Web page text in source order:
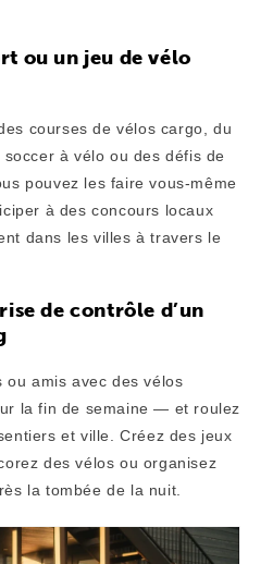
ou un jeu de vélo
courses de vélos cargo, du
à vélo ou des défis de
pouvez les faire vous-même
à des concours locaux
dans les villes à travers le
de contrôle d’un
ou amis avec des vélos
la fin de semaine — et roulez
et ville. Créez des jeux
des vélos ou organisez
la tombée de la nuit.